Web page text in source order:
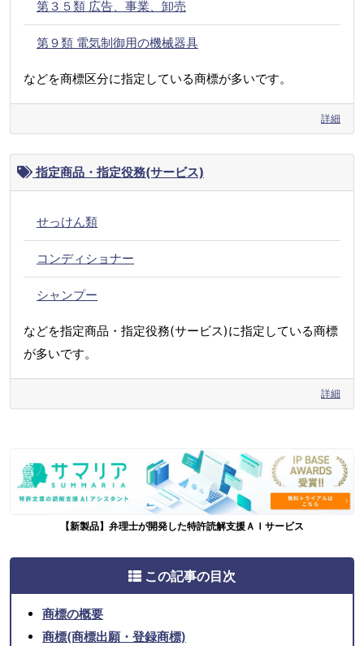
第３５類 広告、事業、卸売
第９類 電気制御用の機械器具
などを商標区分に指定している商標が多いです。
詳細
指定商品・指定役務(サービス)
せっけん類
コンディショナー
シャンプー
などを指定商品・指定役務(サービス)に指定している商標
が多いです。
詳細
【新製品】弁理士が開発した特許読解支援ＡＩサービス
この記事の目次
商標の概要
商標(商標出願・登録商標)